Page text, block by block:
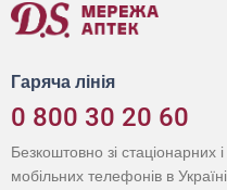
Гаряча лінія
0 800 30 20 60
Безкоштовно зі стаціонарних і
мобільних телефонів в Україні